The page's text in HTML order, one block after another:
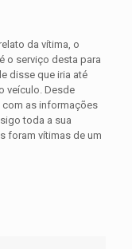
da vítima, o
o serviço desta para
disse que iria até
veículo. Desde
com as informações
toda a sua
foram vítimas de um